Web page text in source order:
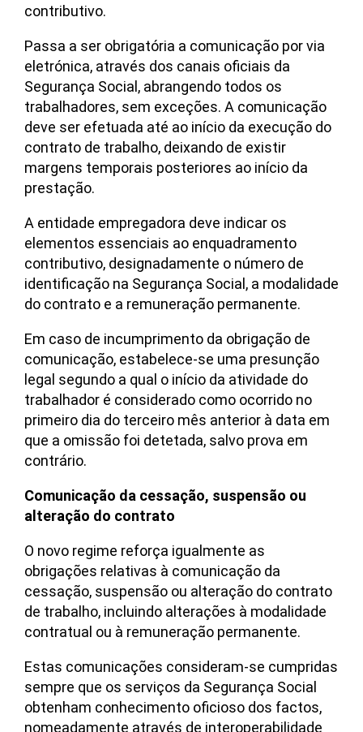
contributivo.
Passa a ser obrigatória a comunicação por via
eletrónica, através dos canais oficiais da
Segurança Social, abrangendo todos os
trabalhadores, sem exceções. A comunicação
deve ser efetuada até ao início da execução do
contrato de trabalho, deixando de existir
margens temporais posteriores ao início da
prestação.
A entidade empregadora deve indicar os
elementos essenciais ao enquadramento
contributivo, designadamente o número de
identificação na Segurança Social, a modalidade
do contrato e a remuneração permanente.
Em caso de incumprimento da obrigação de
comunicação, estabelece-se uma presunção
legal segundo a qual o início da atividade do
trabalhador é considerado como ocorrido no
primeiro dia do terceiro mês anterior à data em
que a omissão foi detetada, salvo prova em
contrário.
Comunicação da cessação, suspensão ou
alteração do contrato
O novo regime reforça igualmente as
obrigações relativas à comunicação da
cessação, suspensão ou alteração do contrato
de trabalho, incluindo alterações à modalidade
contratual ou à remuneração permanente.
Estas comunicações consideram-se cumpridas
sempre que os serviços da Segurança Social
obtenham conhecimento oficioso dos factos,
nomeadamente através de interoperabilidade